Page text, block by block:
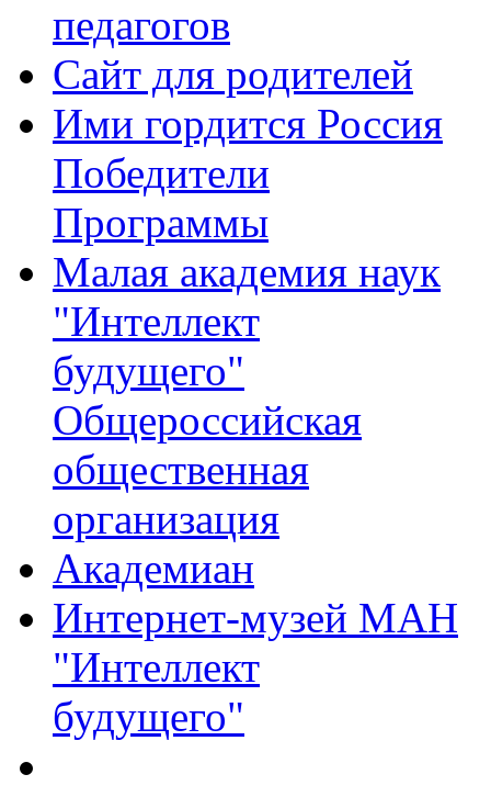
педагогов
Сайт для родителей
Ими гордится Россия
Победители
Программы
Малая академия наук
"Интеллект
будущего"
Общероссийская
общественная
организация
Академиан
Интернет-музей МАН
"Интеллект
будущего"